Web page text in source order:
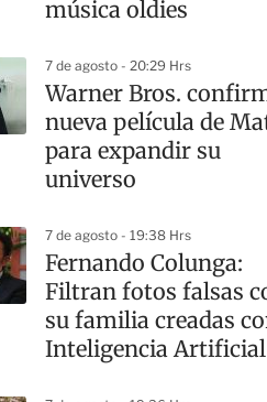
música oldies
7 de agosto - 20:29 Hrs
Warner Bros.
nueva película de
para expandir su
universo
7 de agosto - 19:38 Hrs
Fernando Colunga:
Filtran fotos falsas
su familia creadas
Inteligencia Artificial